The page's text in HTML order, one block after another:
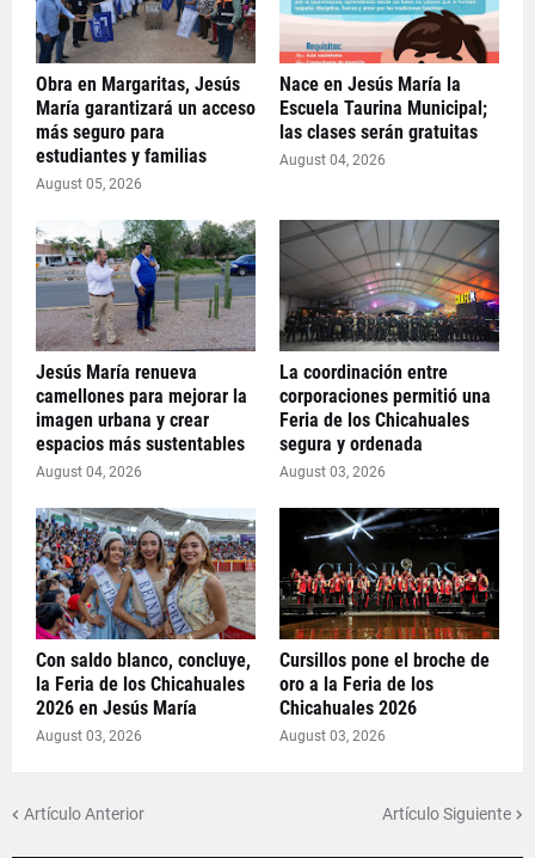
Obra en Margaritas, Jesús
María garantizará un acceso
más seguro para
estudiantes y familias
August 05, 2026
Nace en Jesús María la
Escuela Taurina Municipal;
las clases serán gratuitas
August 04, 2026
Jesús María renueva
camellones para mejorar la
imagen urbana y crear
espacios más sustentables
August 04, 2026
La coordinación entre
corporaciones permitió una
Feria de los Chicahuales
segura y ordenada
August 03, 2026
Con saldo blanco, concluye,
la Feria de los Chicahuales
2026 en Jesús María
August 03, 2026
Cursillos pone el broche de
oro a la Feria de los
Chicahuales 2026
August 03, 2026
Artículo Anterior Artículo Siguiente